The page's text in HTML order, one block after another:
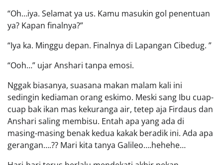
“Oh…iya. Selamat ya us. Kamu masukin gol penentuan
ya? Kapan finalnya?”
“Iya ka. Minggu depan. Finalnya di Lapangan Cibedug. ”
“Ooh…” ujar Anshari tanpa emosi.
Nggak biasanya, suasana makan malam kali ini
sedingin kediaman orang eskimo. Meski sang Ibu cuap-
cuap bak ikan mas kekuranga air, tetep aja Firdaus dan
Anshari saling membisu. Entah apa yang ada di
masing-masing benak kedua kakak beradik ini. Ada apa
gerangan….?? Mari kita tanya Galileo….hehehe…